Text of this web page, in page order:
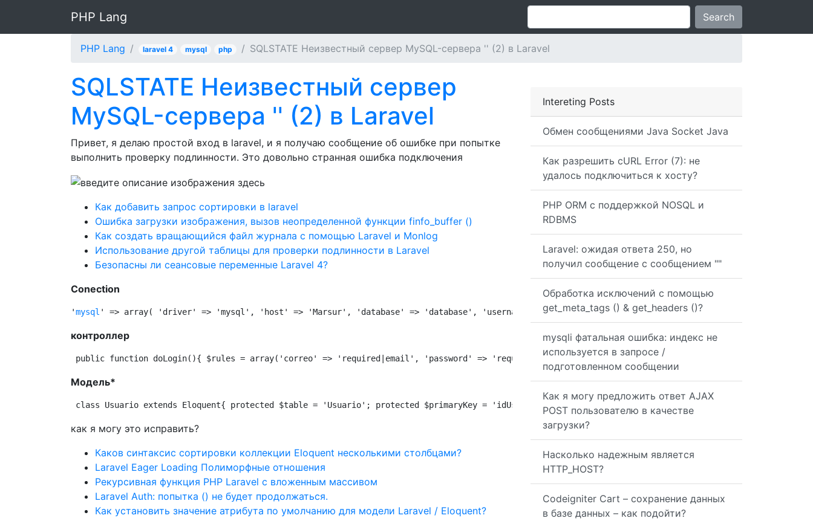
PHP Lang Search
PHP Lang laravel 4 mysql php SQLSTATE Неизвестный сервер MySQL-сервера '' (2) в Laravel
Intereting Posts
Обмен сообщениями Java Socket Java
Как разрешить cURL Error (7): не
удалось подключиться к хосту?
PHP ORM с поддержкой NOSQL и
RDBMS
Laravel: ожидая ответа 250, но
получил сообщение с сообщением ""
Обработка исключений с помощью
get_meta_tags () & get_headers ()?
mysqli фатальная ошибка: индекс не
используется в запросе /
подготовленном сообщении
Как я могу предложить ответ AJAX
POST пользователю в качестве
загрузки?
Насколько надежным является
HTTP_HOST?
Codeigniter Cart – сохранение данных
в базе данных – как подойти?
SQLSTATE Неизвестный сервер
MySQL-сервера '' (2) в Laravel
Привет, я делаю простой вход в laravel, и я получаю сообщение об ошибке при попытке
выполнить проверку подлинности. Это довольно странная ошибка подключения
Как добавить запрос сортировки в laravel
Ошибка загрузки изображения, вызов неопределенной функции finfo_buffer ()
Как создать вращающийся файл журнала с помощью Laravel и Monlog
Использование другой таблицы для проверки подлинности в Laravel
Безопасны ли сеансовые переменные Laravel 4?
Conection
'mysql ' => array( 'driver' => 'mysql', 'host' => 'Marsur', 'database' => 'database', 'username' => 'root', 'password' => 'root', 'charset' => 'utf8',
контроллер
public function doLogin(){ $rules = array('correo' => 'required|email', 'password' => 'required'); $validator = Validator::make(Input::all(),
Модель*
class Usuario extends Eloquent{ protected $table = 'Usuario'; protected $primaryKey = 'idUsuario'; protected $fillable = array('Nombre', 'Apellido',
как я могу это исправить?
Каков синтаксис сортировки коллекции Eloquent несколькими столбцами?
Laravel Eager Loading Полиморфные отношения
Рекурсивная функция PHP Laravel с вложенным массивом
Laravel Auth: попытка () не будет продолжаться.
Как установить значение атрибута по умолчанию для модели Laravel / Eloquent?